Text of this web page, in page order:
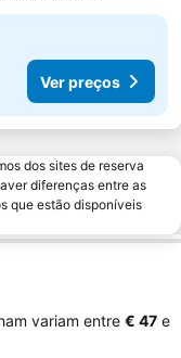
Ver preços
dos sites de reserva
diferenças entre as
que estão disponíveis
variam entre ‎€ 47 e